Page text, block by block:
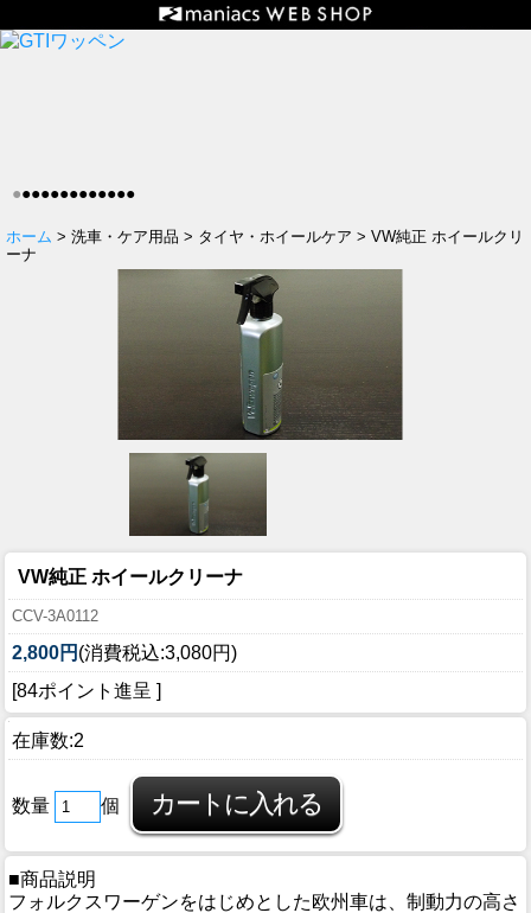
●●●●●●●●●●●●●
ホーム > 洗車・ケア用品 > タイヤ・ホイールケア > VW純正 ホイールクリ
ーナ
VW純正 ホイールクリーナ
CCV-3A0112
2,800円 (消費税込:3,080円)
[84ポイント進呈 ]
在庫数:2
数量 個
■商品説明
フォルクスワーゲンをはじめとした欧州車は、制動力の高さ